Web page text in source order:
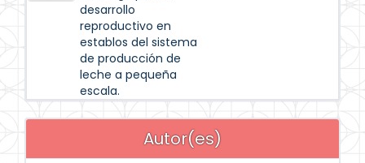
desarrollo
reproductivo en
establos del sistema
de producción de
leche a pequeña
escala.
Autor(es)